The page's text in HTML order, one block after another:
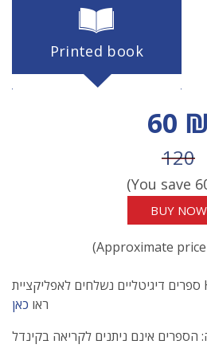
Printed book
60 ₪
120
(You save
BUY NOW
(Approximate price
ספרים דיגיטליים נשלחים לאפליקציית HBreader לפרטים נוספים
ראו כאן
הספרים אינם ניתנים לקריאה בקינדל